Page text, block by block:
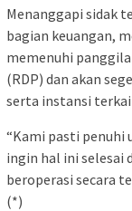
Menanggapi sidak
bagian keuangan,
memenuhi
(RDP) dan akan
serta instansi
“Kami pasti penuhi
ingin hal ini selesai
beroperasi secara
(*)